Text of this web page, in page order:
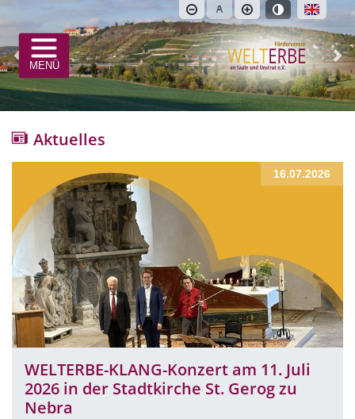
MENÜ
Navigation öffnen
Vorheriges Bild
Aktuelles
WELTERBE-KLANG-Konzert am 11. Juli
2026 in der Stadtkirche St. Gerog zu
Nebra
16.07.2026